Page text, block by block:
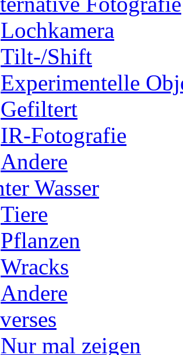
Lochkamera
Tilt-/Shift
Experimentelle
Gefiltert
IR-Fotografie
Andere
Wasser
Tiere
Pflanzen
Wracks
Andere
Nur mal zeigen